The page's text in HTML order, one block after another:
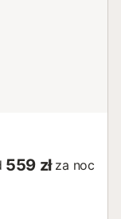
559 zł za noc